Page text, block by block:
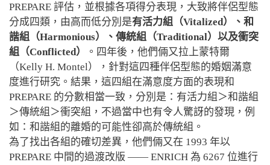
PREPARE 評估，並根據各項得分表現，大致將伴侶型態
分成四類，由高而低分別是有活力組（Vitalized）、和
諧組（Harmonious）、傳統組（Traditional）以及衝突
組（Conflicted）
。四年後，他們倆又拉上蒙特爾
（Kelly H. Montel），針對這四種伴侶型態的婚姻滿意
度進行研究。結果，這四組在滿意度方面的表現和
PREPARE 的分數相當一致，分別是：有活力組＞和諧組
＞傳統組＞衝突組，不過當中也有令人驚訝的發現，例
如：和諧組的離婚的可能性卻高於傳統組。
為了找出各組的確切差異，他們倆又在 1993 年以
PREPARE 中間的過渡改版 —— ENRICH 為 6267 位進行